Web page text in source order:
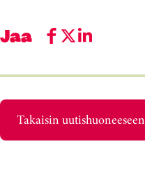
Jaa
Takaisin uutishuoneeseen